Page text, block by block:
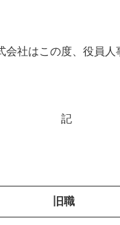
会社はこの度、役員
記
旧職